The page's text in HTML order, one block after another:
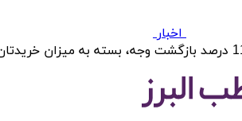
اخبار